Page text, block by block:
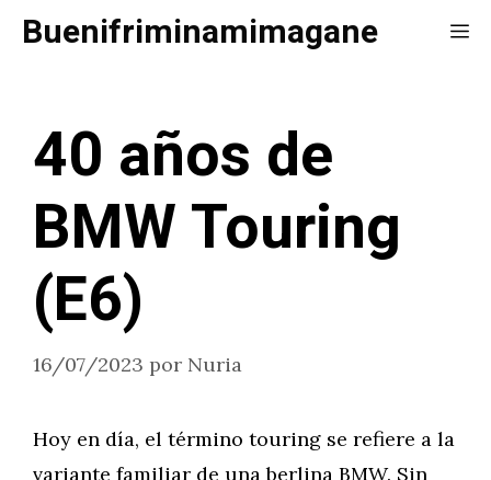
SaltarBuenifriminamimagane
40 años de
BMW Touring
(E6)
16/07/2023 por Nuria
Hoy en día, el término touring se refiere a la
variante familiar de una berlina BMW. Sin